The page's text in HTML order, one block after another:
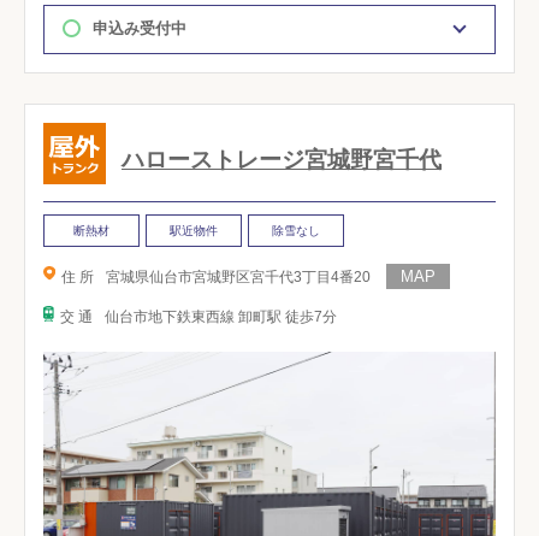
申込み受付中
ハローストレージ宮城野宮千代
断熱材 駅近物件 除雪なし
住 所 宮城県仙台市宮城野区宮千代3丁目4番20
交 通 仙台市地下鉄東西線 卸町駅 徒歩7分